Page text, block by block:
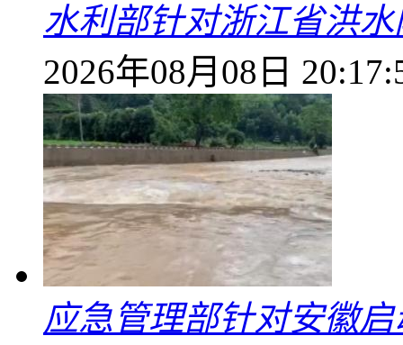
水利部针对浙江省洪
2026年08月08日
应急管理部针对安徽